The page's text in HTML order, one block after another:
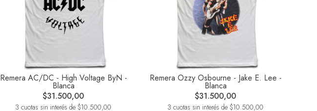
Remera AC/DC - High Voltage ByN -
Blanca
$31.500,00
3 cuotas sin interés de $10.500,00
Remera Ozzy Osbourne - Jake E. Lee -
Blanca
$31.500,00
3 cuotas sin interés de $10.500,00